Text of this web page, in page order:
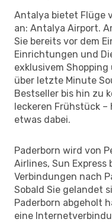
Antalya bietet Flüge
an: Antalya Airport.
Sie bereits vor dem
Einrichtungen und
exklusivem
über letzte Minute
Bestseller bis hin zu
leckeren Frühstück
etwas dabei.
Paderborn wird von
Airlines, Sun
Verbindungen nach
Sobald Sie gelandet
Paderborn abgeholt
eine